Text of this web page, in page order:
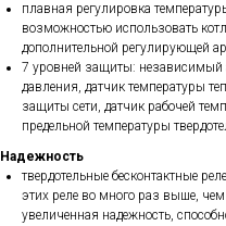
плавная регулировка
возможностью использовать
дополнительной регулирующей
7 уровней защиты: независимый
давления, датчик температуры
защиты сети, датчик рабочей
предельной температуры
Надежность
твердотельные бесконтактные
этих реле во много раз выше,
увеличенная надежность,